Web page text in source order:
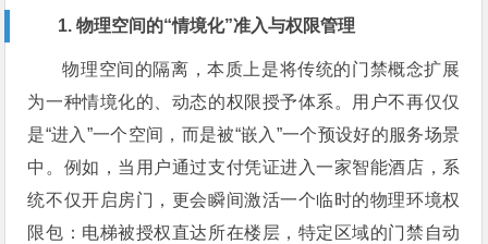
1. 物理空间的“情境化”准入与权限管理
物理空间的隔离，本质上是将传统的门禁概念扩展
为一种情境化的、动态的权限授予体系。用户不再仅仅
是“进入”一个空间，而是被“嵌入”一个预设好的服务场景
中。例如，当用户通过支付凭证进入一家智能酒店，系
统不仅开启房门，更会瞬间激活一个临时的物理环境权
限包：电梯被授权直达所在楼层，特定区域的门禁自动